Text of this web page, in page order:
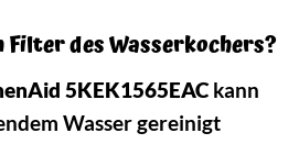
Filter des Wasserkochers?
5KEK1565EACkann
Wasser gereinigt